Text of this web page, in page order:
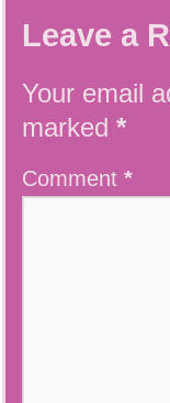
Leave a
Your email
marked *
Comment *